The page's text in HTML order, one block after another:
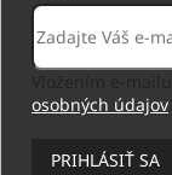
osobných údajov
PRIHLÁSIŤ SA